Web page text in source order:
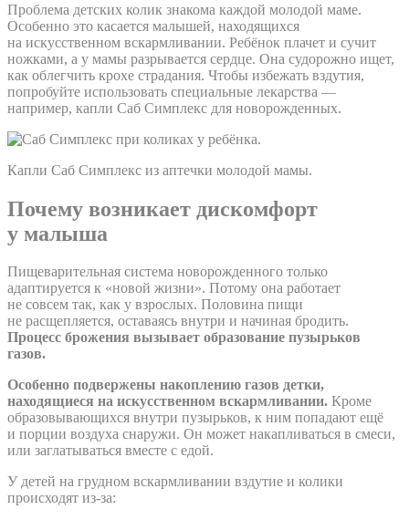
Проблема детских колик знакома каждой молодой маме.
Особенно это касается малышей, находящихся
на искусственном вскармливании. Ребёнок плачет и сучит
ножками, а у мамы разрывается сердце. Она судорожно ищет,
как облегчить крохе страдания. Чтобы избежать вздутия,
попробуйте использовать специальные лекарства —
например, капли Саб Симплекс для новорожденных.
Капли Саб Симплекс из аптечки молодой мамы.
Почему возникает дискомфорт
у малыша
Пищеварительная система новорожденного только
адаптируется к «новой жизни». Потому она работает
не совсем так, как у взрослых. Половина пищи
не расщепляется, оставаясь внутри и начиная бродить.
Процесс брожения вызывает образование пузырьков
газов.
Особенно подвержены накоплению газов детки,
находящиеся на искусственном вскармливании. Кроме
образовывающихся внутри пузырьков, к ним попадают ещё
и порции воздуха снаружи. Он может накапливаться в смеси,
или заглатываться вместе с едой.
У детей на грудном вскармливании вздутие и колики
происходят из-за: